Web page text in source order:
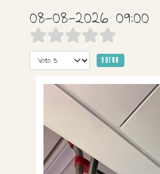
08-08-2026 09:00
Por favor, vote